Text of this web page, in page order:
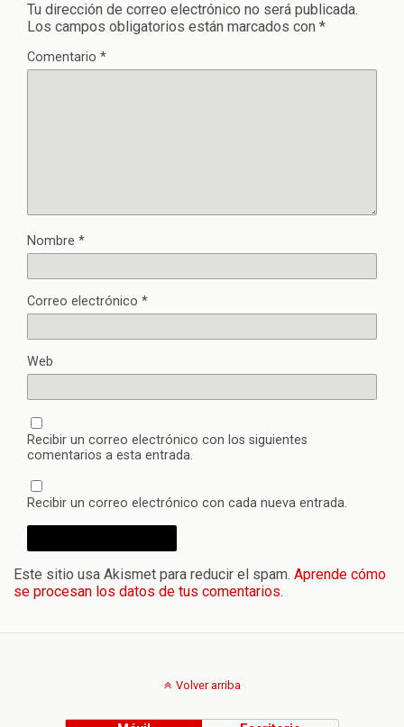
Tu dirección de correo electrónico no será publicada.
Los campos obligatorios están marcados con *
Comentario *
Nombre *
Correo electrónico *
Web
Recibir un correo electrónico con los siguientes
comentarios a esta entrada.
Recibir un correo electrónico con cada nueva entrada.
Este sitio usa Akismet para reducir el spam. Aprende cómo
se procesan los datos de tus comentarios.
Volver arriba